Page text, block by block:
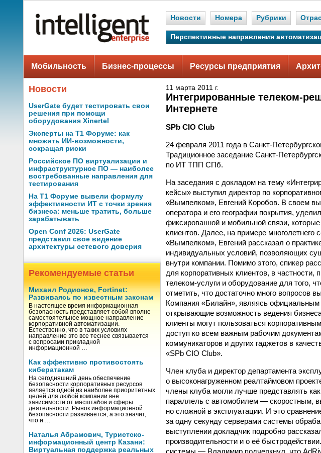
Новости Номера Рубрики
Перспективные направления
Мобильность Бизнес-процессы Ресурсы предприятия
Новости
UserGate будет тестировать свои
решения при помощи
оборудования Xinertel
Эксперты на Т1 Форуме: как
множить ИИ-возможности,
сокращая риски
Российское ПО виртуализации и
инфраструктурное ПО — наиболее
востребованные направления для
тестирования
На Т1 Форуме вывели формулу
эффективности ИТ с точки зрения
бизнеса: меньше тратить, больше
зарабатывать
Open Conf 2026: UserGate
представил свое видение
архитектуры сетевого доверия
Рекомендуемые статьи
Михаил Родионов, Fortinet:
Развиваясь по известным законам
В настоящее время информационная
безопасность представляет собой вполне
самостоятельное мощное направление
корпоративной автоматизации.
Естественно, что в таких условиях
направление это все теснее связывается
с вопросами прикладной
информационной …
Как эффективно противостоять
кибератакам
На сегодняшний день обеспечение
безопасности корпоративных ресурсов
является одной из наиболее приоритетных
целей для любой компании вне
зависимости от масштабов и сферы
деятельности. Рынок информационной
безопасности развивается, а это значит,
что и …
Наталья Абрамович, Туристско-
информационный центр Казани:
Виртуальная поддержка реальных
11 марта 2011 г.
Интегрированные телеком-
Интернете
SPb CIO Club
24 февраля 2011 года в Санкт-
Традиционное заседание Санкт-
по ИТ ТПП СПб.
На заседания с докладом на тему
кейсы» выступил директор по
«Вымпелком», Евгений Коробов. В своем
оператора и его географии покрытия,
фиксированной и мобильной связи,
клиентов. Далее, на примере
«Вымпелком», Евгений рассказал о
индивидуальных условий, позволяющих
внутри компании. Помимо этого, спикер
для корпоративных клиентов, в частности,
телеком-услуги и оборудование для того,
отметить, что достаточно много вопросов
Компания «Билайн», являясь
открывающие возможность ведения
клиенты могут пользоваться
доступ ко всем важным рабочим
коммуникаторов и других гаджетов в
«SPb CIO Club».
Член клуба и директор департамента
о высоконагруженном реалтаймовом
члены клуба могли лучше представлять
параллель с автомобилем — скоростным,
но сложной в эксплуатации. И это
за одну секунду серверами системы
выступлении докладчик подробно
производительности и о её
системы — Владимир подчеркнул, что